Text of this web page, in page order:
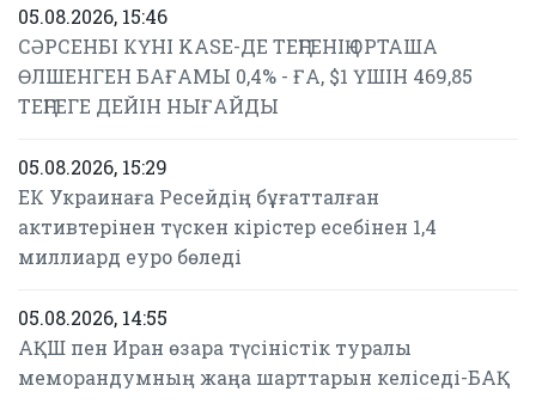
05.08.2026, 15:46
СӘРСЕНБІ КҮНІ KASE-ДЕ ТЕҢГЕНІҢ ОРТАША
ӨЛШЕНГЕН БАҒАМЫ 0,4% - ҒА, $1 ҮШІН 469,85
ТЕҢГЕГЕ ДЕЙІН НЫҒАЙДЫ
05.08.2026, 15:29
ЕК Украинаға Ресейдің бұғатталған
активтерінен түскен кірістер есебінен 1,4
миллиард еуро бөледі
05.08.2026, 14:55
АҚШ пен Иран өзара түсіністік туралы
меморандумның жаңа шарттарын келіседі-БАҚ